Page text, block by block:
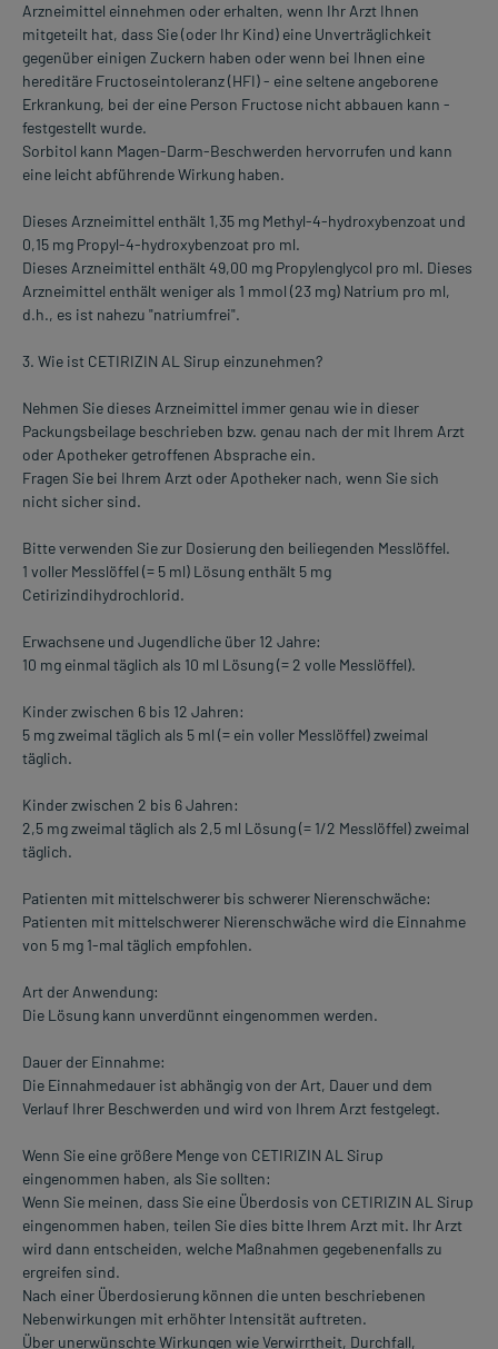
Arzneimittel einnehmen oder erhalten, wenn Ihr Arzt Ihnen
mitgeteilt hat, dass Sie (oder Ihr Kind) eine Unverträglichkeit
gegenüber einigen Zuckern haben oder wenn bei Ihnen eine
hereditäre Fructoseintoleranz (HFI) - eine seltene angeborene
Erkrankung, bei der eine Person Fructose nicht abbauen kann -
festgestellt wurde.
Sorbitol kann Magen-Darm-Beschwerden hervorrufen und kann
eine leicht abführende Wirkung haben.
Dieses Arzneimittel enthält 1,35 mg Methyl-4-hydroxybenzoat und
0,15 mg Propyl-4-hydroxybenzoat pro ml.
Dieses Arzneimittel enthält 49,00 mg Propylenglycol pro ml. Dieses
Arzneimittel enthält weniger als 1 mmol (23 mg) Natrium pro ml,
d.h., es ist nahezu "natriumfrei".
3. Wie ist CETIRIZIN AL Sirup einzunehmen?
Nehmen Sie dieses Arzneimittel immer genau wie in dieser
Packungsbeilage beschrieben bzw. genau nach der mit Ihrem Arzt
oder Apotheker getroffenen Absprache ein.
Fragen Sie bei Ihrem Arzt oder Apotheker nach, wenn Sie sich
nicht sicher sind.
Bitte verwenden Sie zur Dosierung den beiliegenden Messlöffel.
1 voller Messlöffel (= 5 ml) Lösung enthält 5 mg
Cetirizindihydrochlorid.
Erwachsene und Jugendliche über 12 Jahre:
10 mg einmal täglich als 10 ml Lösung (= 2 volle Messlöffel).
Kinder zwischen 6 bis 12 Jahren:
5 mg zweimal täglich als 5 ml (= ein voller Messlöffel) zweimal
täglich.
Kinder zwischen 2 bis 6 Jahren:
2,5 mg zweimal täglich als 2,5 ml Lösung (= 1/2 Messlöffel) zweimal
täglich.
Patienten mit mittelschwerer bis schwerer Nierenschwäche:
Patienten mit mittelschwerer Nierenschwäche wird die Einnahme
von 5 mg 1-mal täglich empfohlen.
Art der Anwendung:
Die Lösung kann unverdünnt eingenommen werden.
Dauer der Einnahme:
Die Einnahmedauer ist abhängig von der Art, Dauer und dem
Verlauf Ihrer Beschwerden und wird von Ihrem Arzt festgelegt.
Wenn Sie eine größere Menge von CETIRIZIN AL Sirup
eingenommen haben, als Sie sollten:
Wenn Sie meinen, dass Sie eine Überdosis von CETIRIZIN AL Sirup
eingenommen haben, teilen Sie dies bitte Ihrem Arzt mit. Ihr Arzt
wird dann entscheiden, welche Maßnahmen gegebenenfalls zu
ergreifen sind.
Nach einer Überdosierung können die unten beschriebenen
Nebenwirkungen mit erhöhter Intensität auftreten.
Über unerwünschte Wirkungen wie Verwirrtheit, Durchfall,